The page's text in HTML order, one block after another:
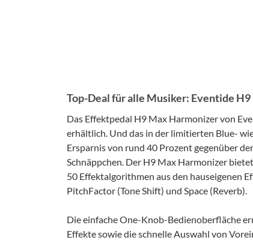
Top-Deal für alle Musiker: Eventide
Das Effektpedal H9 Max Harmonizer von
erhältlich. Und das in der limitierten Blue-
Ersparnis von rund 40 Prozent gegenüber
Schnäppchen. Der H9 Max Harmonizer
50 Effektalgorithmen aus den hauseigenen
PitchFactor (Tone Shift) und Space (Reverb).
Die einfache One-Knob-Bedienoberfläche
Effekte sowie die schnelle Auswahl von